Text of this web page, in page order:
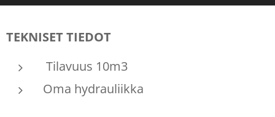
TEKNISET TIEDOT
Tilavuus 10m3
Oma hydrauliikka